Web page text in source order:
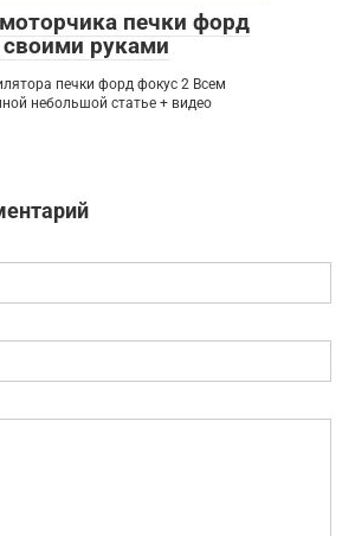
печки форд
руками
печки форд фокус 2 Всем
небольшой статье + видео